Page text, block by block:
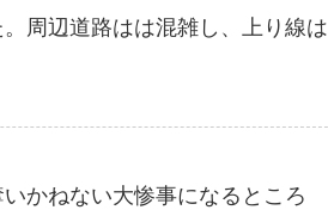
周辺道路はは混雑し、上り線は
かねない大惨事になるところ